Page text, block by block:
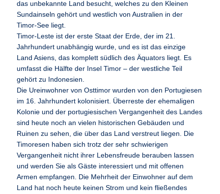
das unbekannte Land besucht, welches zu den Kleinen
Sundainseln gehört und westlich von Australien in der
Timor-See liegt.
Timor-Leste ist der erste Staat der Erde, der im 21.
Jahrhundert unabhängig wurde, und es ist das einzige
Land Asiens, das komplett südlich des Äquators liegt. Es
umfasst die Hälfte der Insel Timor – der westliche Teil
gehört zu Indonesien.
Die Ureinwohner von Osttimor wurden von den Portugiesen
im 16. Jahrhundert kolonisiert. Überreste der ehemaligen
Kolonie und der portugiesischen Vergangenheit des Landes
sind heute noch an vielen historischen Gebäuden und
Ruinen zu sehen, die über das Land verstreut liegen. Die
Timoresen haben sich trotz der sehr schwierigen
Vergangenheit nicht ihrer Lebensfreude berauben lassen
und werden Sie als Gäste interessiert und mit offenen
Armen empfangen. Die Mehrheit der Einwohner auf dem
Land hat noch heute keinen Strom und kein fließendes